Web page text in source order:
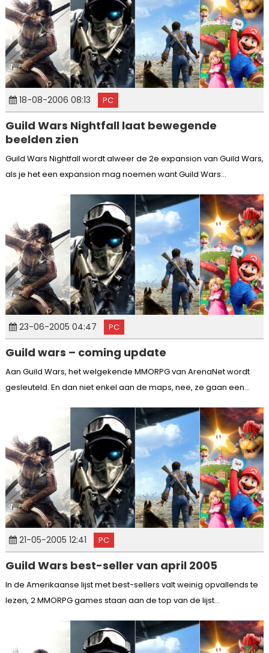
18-08-2006 08:13 PC
Guild Wars Nightfall laat bewegende
beelden zien
Guild Wars Nightfall wordt alweer de 2e expansion van Guild Wars,
als je het een expansion mag noemen want Guild Wars...
23-06-2005 04:47 PC
Guild wars – coming update
Aan Guild Wars, het welgekende MMORPG van ArenaNet wordt
gesleuteld. En dan niet enkel aan de maps, nee, ze gaan een...
21-05-2005 12:41 PC
Guild Wars best-seller van april 2005
In de Amerikaanse lijst met best-sellers valt weinig opvallends te
lezen, 2 MMORPG games staan aan de top van de lijst...